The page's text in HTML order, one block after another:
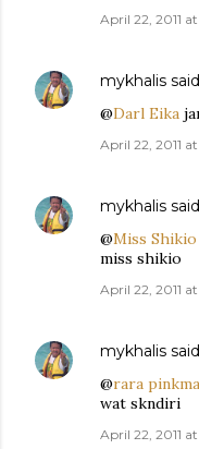
April 22, 2011
mykhalis
@Darl Eika
April 22, 2011
mykhalis
@Miss Shikio
miss shikio
April 22, 2011
mykhalis
@rara
wat skndiri
April 22, 2011